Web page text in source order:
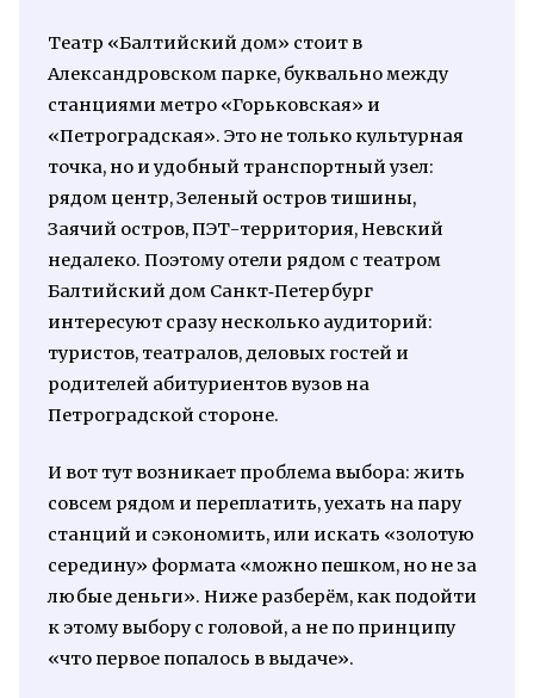
Театр «Балтийский дом» стоит в
Александровском парке, буквально между
станциями метро «Горьковская» и
«Петроградская». Это не только культурная
точка, но и удобный транспортный узел:
рядом центр, Зеленый остров тишины,
Заячий остров, ПЭТ-территория, Невский
недалеко. Поэтому отели рядом с театром
Балтийский дом Санкт‑Петербург
интересуют сразу несколько аудиторий:
туристов, театралов, деловых гостей и
родителей абитуриентов вузов на
Петроградской стороне.
И вот тут возникает проблема выбора: жить
совсем рядом и переплатить, уехать на пару
станций и сэкономить, или искать «золотую
середину» формата «можно пешком, но не за
любые деньги». Ниже разберём, как подойти
к этому выбору с головой, а не по принципу
«что первое попалось в выдаче».